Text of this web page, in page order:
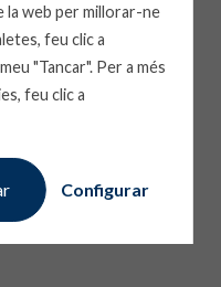
la web per millorar-ne
feu clic a
"Tancar". Per a més
feu clic a
Configurar